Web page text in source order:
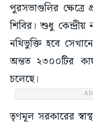
পুরসভাগুলির ক্ষেত্রে
শিবির। শুধু
নথিভুক্তি হবে
অন্তত ২৩০০টির
চলেছে।
তৃণমূল সরকারের